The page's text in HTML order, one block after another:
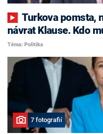
Turkova pomsta, nekonfliktní Havlíček i
návrat Klause. Kdo
Téma: Politika
7 fotografií